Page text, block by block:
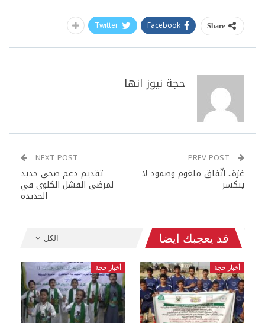
Share
Facebook
Twitter
حجة نيوز انها
غزة.. اتّفاق ملغوم وصمود لا
ينكسر
NEXT POST
تقديم دعم صحي جديد
لمرضى الفشل الكلوي في
الحديدة
الكل قد يعجبك ايضا
أخبار حجة أخبار حجة